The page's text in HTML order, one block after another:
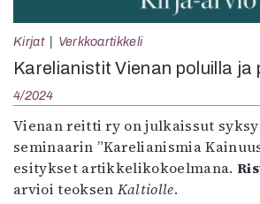
Kirjat Verkkoartikkeli
Karelianistit Vienan poluilla ja
4/2024
Vienan reitti ry on julkaissut
seminaarin ”Karelianismia
esitykset artikkelikokoelmana.
arvioi teoksen Kaltiolle.